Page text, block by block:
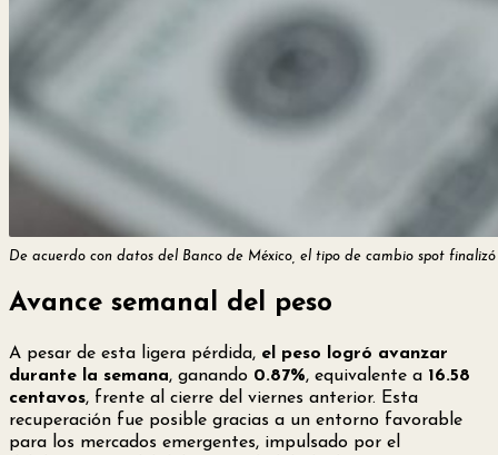
De acuerdo con datos del Banco de México, el tipo de cambio spot finalizó
Avance semanal del peso
A pesar de esta ligera pérdida, el peso logró avanzar
durante la semana, ganando 0.87%, equivalente a 16.58
centavos, frente al cierre del viernes anterior. Esta
recuperación fue posible gracias a un entorno favorable
para los mercados emergentes, impulsado por el